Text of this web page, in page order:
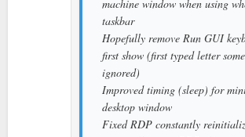
machine window when using
taskbar
Hopefully remove Run GUI
first show (first typed letter
ignored)
Improved timing (sleep) for
desktop window
Fixed RDP constantly